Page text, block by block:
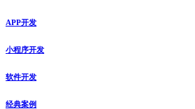
APP开发
小程序开发
软件开发
经典案例